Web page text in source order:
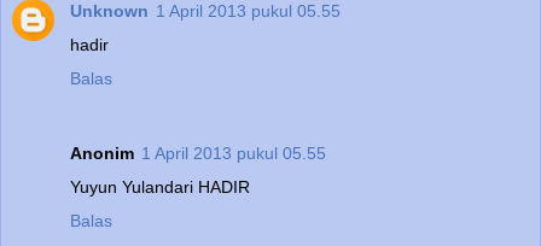
Unknown 1 April 2013 pukul 05.55
hadir
Balas
Anonim 1 April 2013 pukul 05.55
Yuyun Yulandari HADIR
Balas